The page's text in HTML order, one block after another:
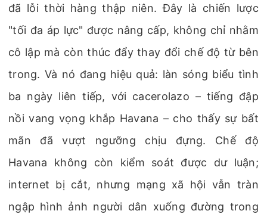
đã lỗi thời hàng thập niên. Đây là chiến lược
"tối đa áp lực" được nâng cấp, không chỉ nhằm
cô lập mà còn thúc đẩy thay đổi chế độ từ bên
trong. Và nó đang hiệu quả: làn sóng biểu tình
ba ngày liên tiếp, với cacerolazo – tiếng đập
nồi vang vọng khắp Havana – cho thấy sự bất
mãn đã vượt ngưỡng chịu đựng. Chế độ
Havana không còn kiểm soát được dư luận;
internet bị cắt, nhưng mạng xã hội vẫn tràn
ngập hình ảnh người dân xuống đường trong